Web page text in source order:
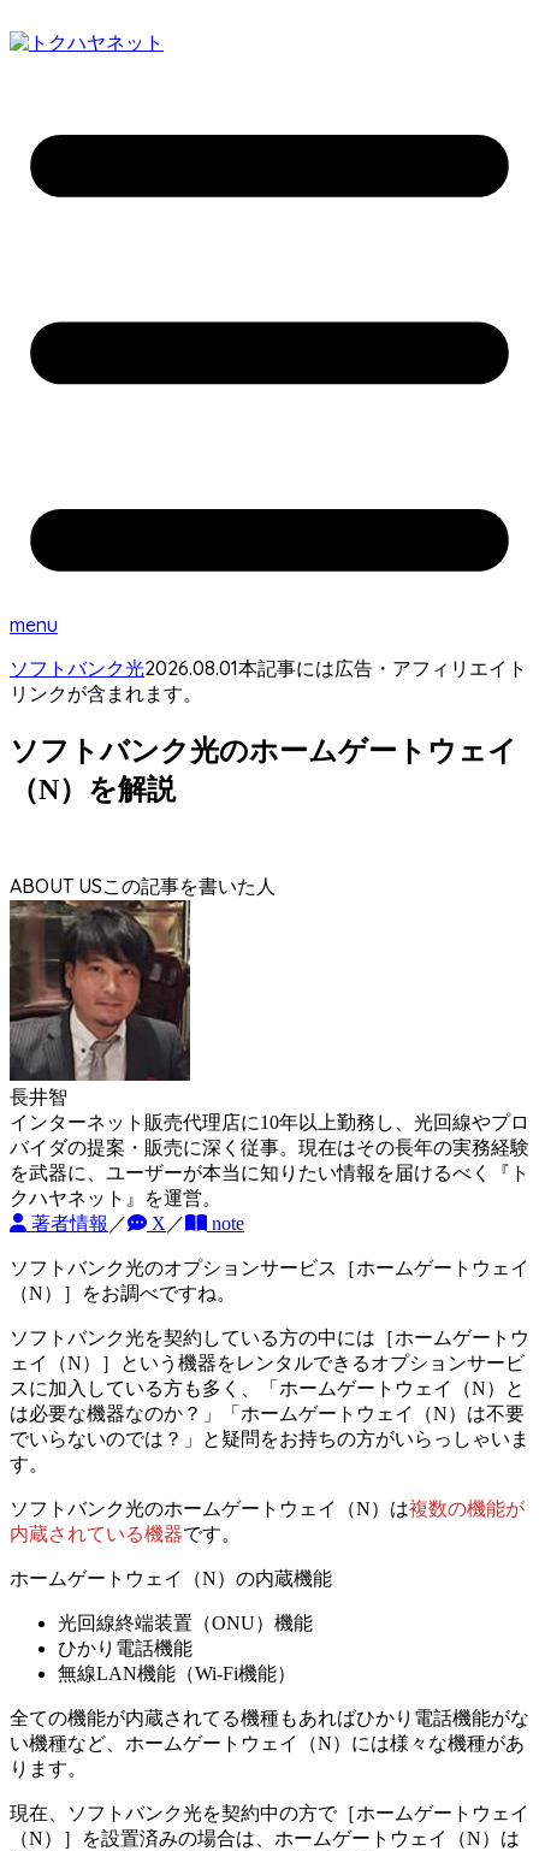
menu
ソフトバンク光2026.08.01本記事には広告・アフィリエイト
リンクが含まれます。
ソフトバンク光のホームゲートウェイ
（N）を解説
ABOUT US
長井智
インターネット販売代理店に10年以上勤務し、光回線やプロ
バイダの提案・販売に深く従事。現在はその長年の実務経験
を武器に、ユーザーが本当に知りたい情報を届けるべく『ト
クハヤネット』を運営。
著者情報 ／ X ／ note
ソフトバンク光のオプションサービス［ホームゲートウェイ
（N）］をお調べですね。
ソフトバンク光を契約している方の中には［ホームゲートウ
ェイ（N）］という機器をレンタルできるオプションサービ
スに加入している方も多く、
「ホームゲートウェイ（N）と
は必要な機器なのか？」「ホームゲートウェイ（N）は不要
でいらないのでは？」
と疑問をお持ちの方がいらっしゃいま
す。
ソフトバンク光のホームゲートウェイ（N）は複数の機能が
内蔵されている機器です。
ホームゲートウェイ（N）の内蔵機能
光回線終端装置（ONU）機能
ひかり電話機能
無線LAN機能（Wi-Fi機能）
全ての機能が内蔵されてる機種もあればひかり電話機能がな
い機種など、 ホームゲートウェイ（N）には様々な機種があ
ります。
現在、ソフトバンク光を契約中の方で［ホームゲートウェイ
（N）］を設置済みの場合は、ホームゲートウェイ（N）は